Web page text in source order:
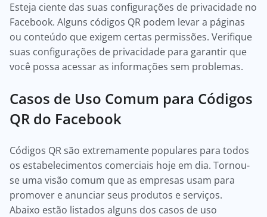
Esteja ciente das suas configurações de privacidade no
Facebook. Alguns códigos QR podem levar a páginas
ou conteúdo que exigem certas permissões. Verifique
suas configurações de privacidade para garantir que
você possa acessar as informações sem problemas.
Casos de Uso Comum para Códigos
QR do Facebook
Códigos QR são extremamente populares para todos
os estabelecimentos comerciais hoje em dia. Tornou-
se uma visão comum que as empresas usam para
promover e anunciar seus produtos e serviços.
Abaixo estão listados alguns dos casos de uso